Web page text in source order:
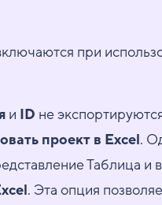
при
и ID не
проект в Excel.
Таблица и
. Эта опция